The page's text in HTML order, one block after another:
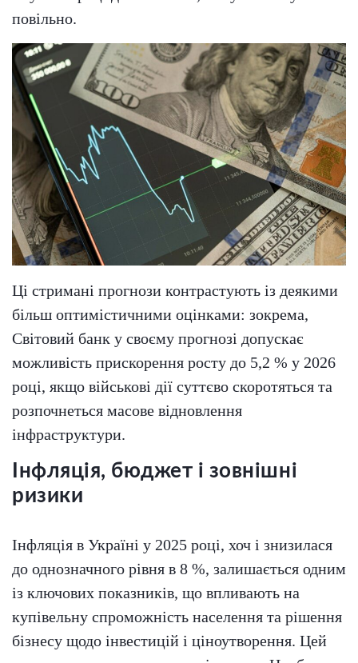
повільно.
Ці стримані прогнози контрастують із деякими
більш оптимістичними оцінками: зокрема,
Світовий банк у своєму прогнозі допускає
можливість прискорення росту до 5,2 % у 2026
році, якщо військові дії суттєво скоротяться та
розпочнеться масове відновлення
інфраструктури.
Інфляція, бюджет і зовнішні
ризики
Інфляція в Україні у 2025 році, хоч і знизилася
до однозначного рівня в 8 %, залишається одним
із ключових показників, що впливають на
купівельну спроможність населення та рішення
бізнесу щодо інвестицій і ціноутворення. Цей